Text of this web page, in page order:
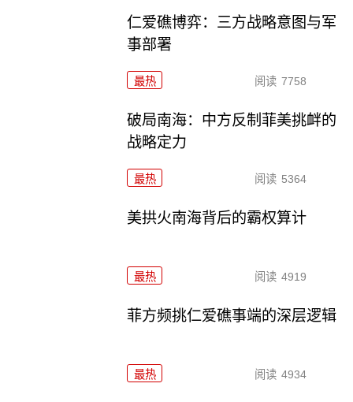
仁爱礁博弈：三方战略意图与军
事部署
最热 阅读 7758
破局南海：中方反制菲美挑衅的
战略定力
最热 阅读 5364
美拱火南海背后的霸权算计
最热 阅读 4919
菲方频挑仁爱礁事端的深层逻辑
最热 阅读 4934